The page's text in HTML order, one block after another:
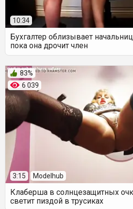
10:34
Бухгалтер облизывает
пока она дрочит член
6 039
83%
3:15 Modelhub
Клаберша в солнцезащитных
светит пиздой в трусиках